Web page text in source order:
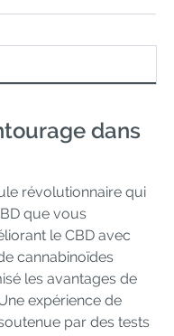
dans
révolutionnaire qui
que vous
le CBD avec
cannabinoïdes
les avantages de
expérience de
par des tests